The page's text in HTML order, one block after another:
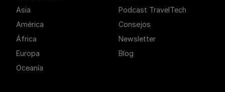
Asia
América
África
Europa
Oceanía
Podcast TravelTech
Consejos
Newsletter
Blog